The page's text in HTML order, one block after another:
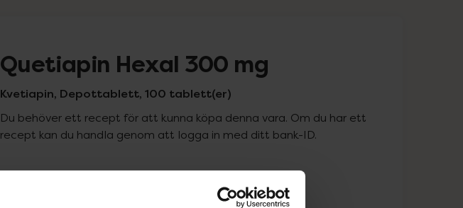
Quetiapin Hexal 300 mg
Kvetiapin, Depottablett, 100 tablett(er)
Du behöver ett recept för att kunna köpa denna vara. Om du har ett
recept kan du handla genom att logga in med ditt bank-ID.
Pris med recept
Högkostnadsskyddet gäller